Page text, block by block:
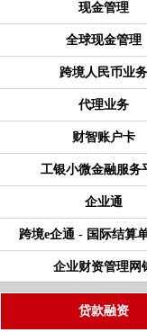
现金管理
全球现金管理
跨境人民币业务
代理业务
财智账户卡
工银小微金融服务
企业通
跨境e企通 - 国际结算
企业财资管理网
贷款融资